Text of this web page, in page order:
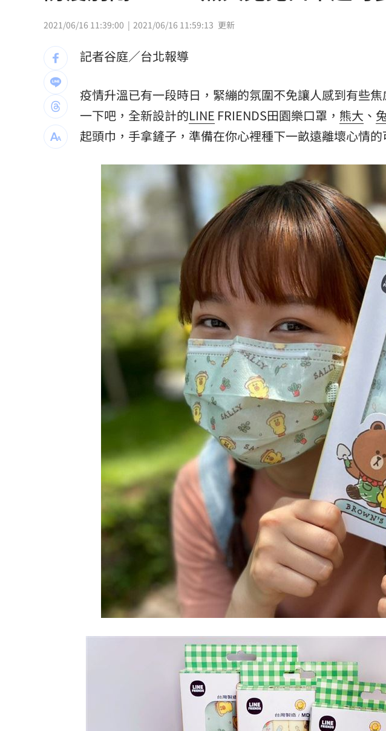
這大廠三支柱到位 全年EPS上看5.68元
慈濟買BNT被詐10億！藍昔嗆擋疫苗網朝聖
高溫重創雞蛋產量 最快要等到9月才回穩 01:26
7月營收寫同期次高 聯寶訂單看到2027年 01:20
他見搶案挺身相救遭圍毆亡！嫌犯最小12歲 01:10
扣款人數狂增4成 國泰小龍基金布局曝光 01:05
車是我的、油也是我的 睡車竟被收住宿費 01:04
24歲存款破百萬！她公開致富關鍵：超孝順 01:02
台灣彩券開獎直播中 20:31
LIVE三立+24小時直播 15:27
三立iNEWS新聞台線上直播 18:00
理想混蛋號召粉絲跨海追星吃美食！ 18:15
2021/06/16 11:39:00 2021/06/16 11:59:13 更新
記者谷庭／台北報導
疫情升溫已有一段時日，緊繃的氛圍不免讓人感到有些
一下吧，全新設計的LINE FRIENDS田園樂口罩， 熊大 、
起頭巾，手拿鏟子， 準備在你心裡種下一畝遠離壞心情的